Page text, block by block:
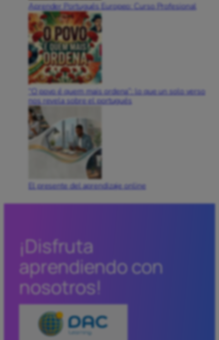
Aprender Portugués Europeo: Curso Profesional
“O povo é quem mais ordena”: lo que un solo verso
nos revela sobre el portugués
El presente del aprendizaje online
¡Disfruta
aprendiendo con
nosotros!